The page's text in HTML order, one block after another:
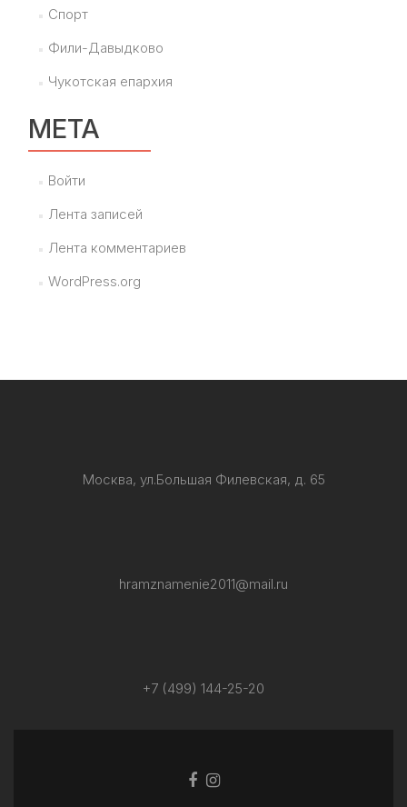
Спорт
Фили-Давыдково
Чукотская епархия
МЕТА
Войти
Лента записей
Лента комментариев
WordPress.org
Москва, ул.Большая Филевская, д. 65
hramznamenie2011@mail.ru
+7 (499) 144-25-20
Facebook
Ссылка